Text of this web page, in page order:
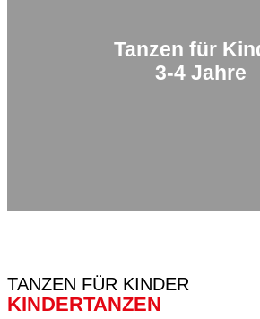
Tanzen für
3-4 Jahre
TANZEN FÜR KINDER
KINDERTANZEN